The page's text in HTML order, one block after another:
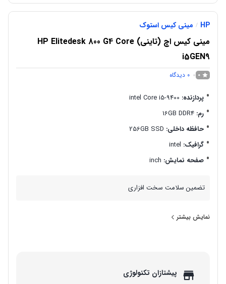
مینی کیس استوک اچ پی
مدل Prodesk 600 G4
33,000,000 تومان
مینی کیس لنوو ThinkPad
M73
رایگان
HP
/ مینی کیس استوک
مینی کیس اچ (تاینی) HP Elitedesk 800 G4 Core
i5GEN9
0
0 دیدگاه
پردازنده:
رم:
حافظه داخلی:
گرافیک:
صفحه نمایش:
تضمین سلامت سخت افزاری
نمایش بیشتر
پیشتازان تکنولوژی